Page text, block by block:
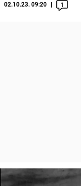
02.10.23. 09:20 1